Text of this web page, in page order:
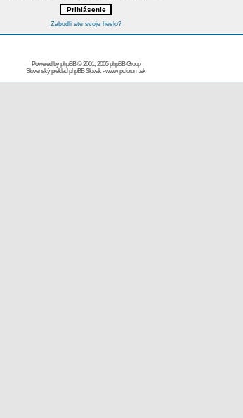
Zabudli ste svoje heslo?
Powered byphpBB© 2001, 2005 phpBB Group
Slovenský preklad phpBB Slovak-www.pcforum.sk